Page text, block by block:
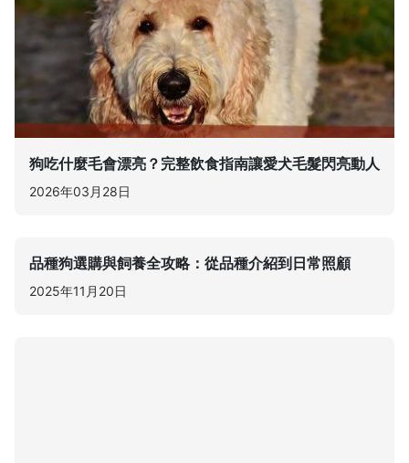
狗吃什麼毛會漂亮？完整飲食指南讓愛犬毛髮閃亮動人
2026年03月28日
品種狗選購與飼養全攻略：從品種介紹到日常照顧
2025年11月20日